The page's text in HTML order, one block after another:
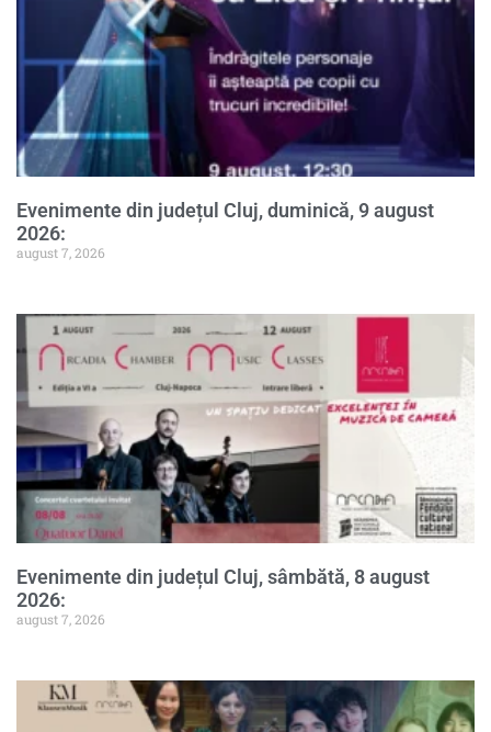
Evenimente din județul Cluj, duminică, 9 august
2026:
august 7, 2026
Evenimente din județul Cluj, sâmbătă, 8 august
2026:
august 7, 2026